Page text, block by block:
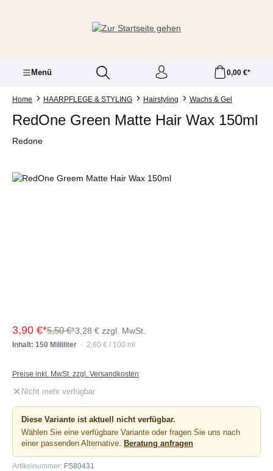
Menü 0,00 €*
Home HAARPFLEGE & STYLING Hairstyling Wachs & Gel
RedOne Green Matte Hair Wax 150ml
Redone
Bildergalerie überspringen
3,90 €*5,50 €*3,28 € zzgl. MwSt.
Inhalt: 150 Milliliter · 2,60 € / 100 ml
Preise inkl. MwSt. zzgl. Versandkosten
Nicht mehr verfügbar
Diese Variante ist aktuell nicht verfügbar.
Wählen Sie eine verfügbare Variante oder fragen Sie uns nach
einer passenden Alternative.
Beratung anfragen
Artikelnummer: FS80431